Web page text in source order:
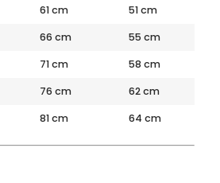
61 cm
51 cm
66 cm
55 cm
71 cm
58 cm
76 cm
62 cm
81 cm 64 cm